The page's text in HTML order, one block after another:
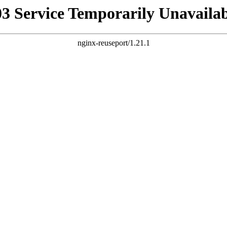
Service Temporarily
nginx-reuseport/1.21.1